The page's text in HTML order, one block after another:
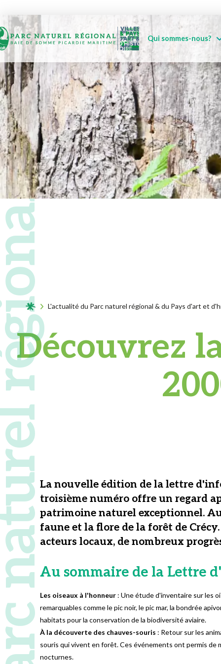
Qui sommes-nous?
Acceuil L'actualité du Parc naturel régional & du Pays d'art et
Découvrez
La nouvelle édition de la lettre
troisième numéro offre un regard
patrimoine naturel exceptionnel.
faune et la flore de la forêt de
acteurs locaux, de nombreux
Au sommaire de la Lettre
Les oiseaux à l'honneur : Une étude d'inventaire sur les
remarquables comme le pic noir, le pic mar, la bondrée
habitats pour la conservation de la biodiversité aviaire.
À la découverte des chauves-souris : Retour sur les
souris qui vivent en forêt. Ces événements ont permis
nocturnes.